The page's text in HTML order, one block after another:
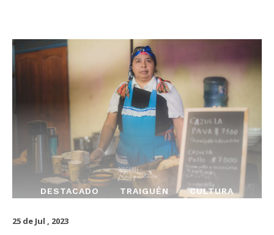
DESTACADO TRAIGUÉN CULTURA
25 de Jul , 2023